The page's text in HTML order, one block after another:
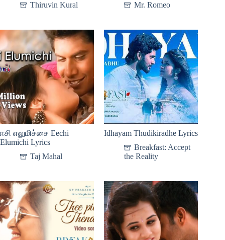
Thiruvin Kural
Mr. Romeo
ஈசி எலுமிச்சை Eechi
Elumichi Lyrics
Taj Mahal
Idhayam Thudikiradhe Lyrics
Breakfast: Accept
the Reality